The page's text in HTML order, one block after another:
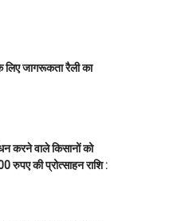
लिए जागरूकता रैली का
करने वाले किसानों को
रुपए की प्रोत्साहन राशि :